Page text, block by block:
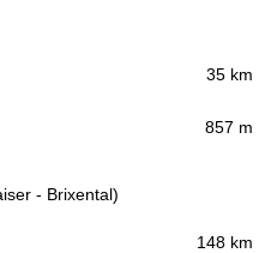
35 km
857 m
- Brixental)
148 km